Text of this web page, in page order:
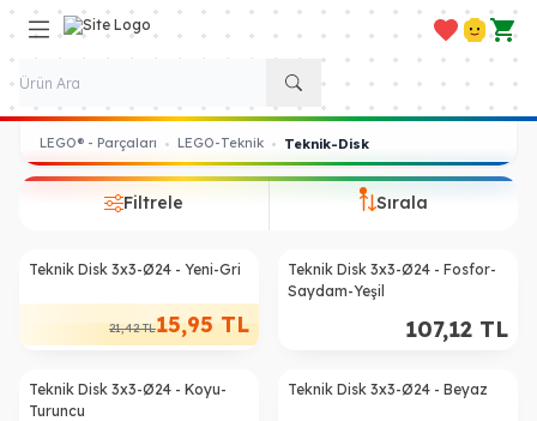
Favorilerim
Hesabım
LEGO® - Parçaları • LEGO-Teknik • Teknik-Disk
Filtrele Sırala
%26
Teknik Disk 3x3-Ø24 - Yeni-Gri
21,42TL15,95 TL
Teknik Disk 3x3-Ø24 - Fosfor-
Saydam-Yeşil
107,12 TL
Teknik Disk 3x3-Ø24 - Koyu-
Turuncu
Teknik Disk 3x3-Ø24 - Beyaz